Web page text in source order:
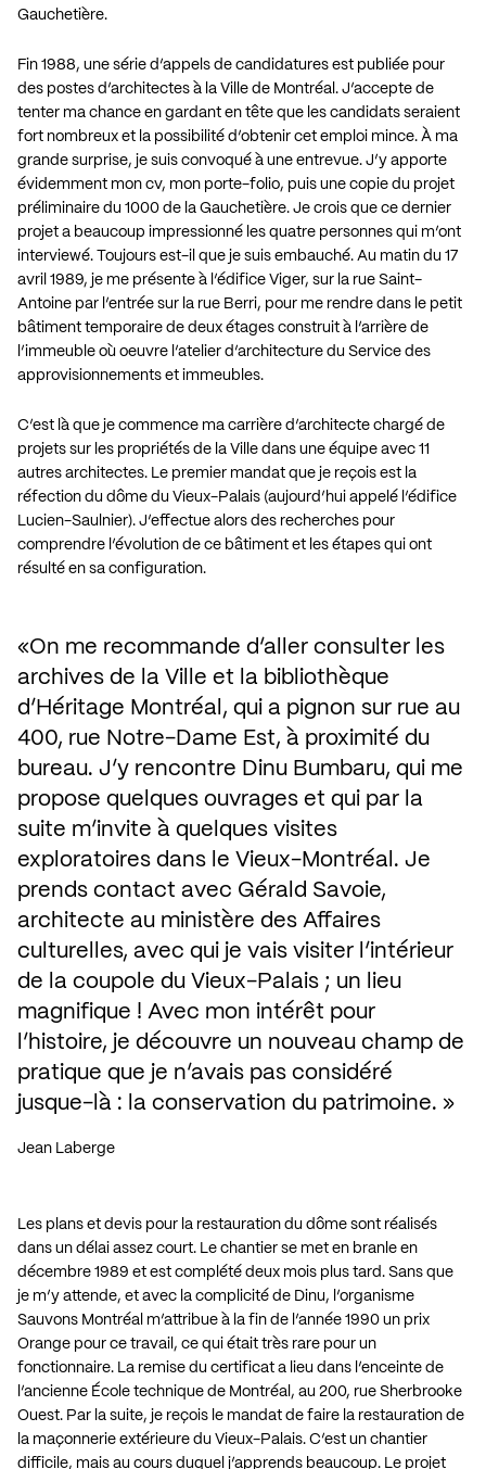
Gauchetière.
Fin 1988, une série d’appels de candidatures est publiée pour
des postes d’architectes à la Ville de Montréal. J’accepte de
tenter ma chance en gardant en tête que les candidats seraient
fort nombreux et la possibilité d’obtenir cet emploi mince. À ma
grande surprise, je suis convoqué à une entrevue. J’y apporte
évidemment mon cv, mon porte-folio, puis une copie du projet
préliminaire du 1000 de la Gauchetière. Je crois que ce dernier
projet a beaucoup impressionné les quatre personnes qui m’ont
interviewé. Toujours est-il que je suis embauché. Au matin du 17
avril 1989, je me présente à l’édifice Viger, sur la rue Saint-
Antoine par l’entrée sur la rue Berri, pour me rendre dans le petit
bâtiment temporaire de deux étages construit à l’arrière de
l’immeuble où oeuvre l’atelier d’architecture du Service des
approvisionnements et immeubles.
C’est là que je commence ma carrière d’architecte chargé de
projets sur les propriétés de la Ville dans une équipe avec 11
autres architectes. Le premier mandat que je reçois est la
réfection du dôme du Vieux-Palais (aujourd’hui appelé l’édifice
Lucien-Saulnier). J’effectue alors des recherches pour
comprendre l’évolution de ce bâtiment et les étapes qui ont
résulté en sa configuration.
On me recommande d’aller consulter les
archives de la Ville et la bibliothèque
d’Héritage Montréal, qui a pignon sur rue au
400, rue Notre-Dame Est, à proximité du
bureau. J’y rencontre Dinu Bumbaru, qui me
propose quelques ouvrages et qui par la
suite m’invite à quelques visites
exploratoires dans le Vieux-Montréal. Je
prends contact avec Gérald Savoie,
architecte au ministère des Affaires
culturelles, avec qui je vais visiter l’intérieur
de la coupole du Vieux-Palais ; un lieu
magnifique ! Avec mon intérêt pour
l’histoire, je découvre un nouveau champ de
pratique que je n’avais pas considéré
jusque-là : la conservation du patrimoine.
Jean Laberge
Les plans et devis pour la restauration du dôme sont réalisés
dans un délai assez court. Le chantier se met en branle en
décembre 1989 et est complété deux mois plus tard. Sans que
je m’y attende, et avec la complicité de Dinu, l’organisme
Sauvons Montréal m’attribue à la fin de l’année 1990 un prix
Orange pour ce travail, ce qui était très rare pour un
fonctionnaire. La remise du certificat a lieu dans l’enceinte de
l’ancienne École technique de Montréal, au 200, rue Sherbrooke
Ouest. Par la suite, je reçois le mandat de faire la restauration de
la maçonnerie extérieure du Vieux-Palais. C’est un chantier
difficile, mais au cours duquel j’apprends beaucoup. Le projet